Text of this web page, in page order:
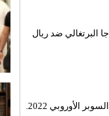
البرتغالي ضد ريال